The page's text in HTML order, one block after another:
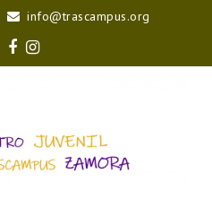
info@trascampus.org
TwitterFacebook
Instagram